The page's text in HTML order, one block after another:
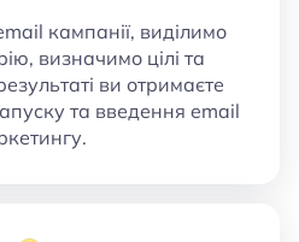
кампанії, виділимо
визначимо цілі та
ви отримаєте
та введення email